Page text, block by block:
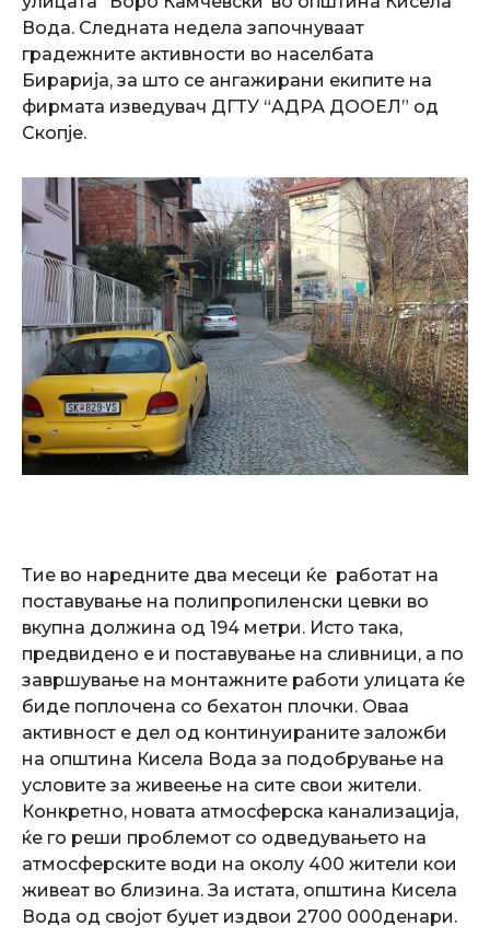
Вода. Следната недела започнуваат
градежните активности во населбата
Бирарија, за што се ангажирани екипите на
фирмата изведувач ДГТУ “АДРА ДООЕЛ” од
Скопје.
Тие во наредните два месеци ќе работат на
поставување на полипропиленски цевки во
вкупна должина од 194 метри. Исто така,
предвидено е и поставување на сливници, а по
завршување на монтажните работи улицата ќе
биде поплочена со бехатон плочки. Оваа
активност е дел од континуираните заложби
на општина Кисела Вода за подобрување на
условите за живеење на сите свои жители.
Конкретно, новата атмосферска канализација,
ќе го реши проблемот со одведувањето на
атмосферските води на околу 400 жители кои
живеат во близина. За истата, општина Кисела
Вода од својот буџет издвои 2700 000денари.